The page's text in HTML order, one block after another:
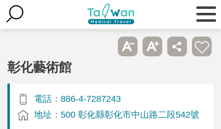
彰化藝術館
電話：886-4-7287243
地址：500 彰化縣彰化市中山路二段542號